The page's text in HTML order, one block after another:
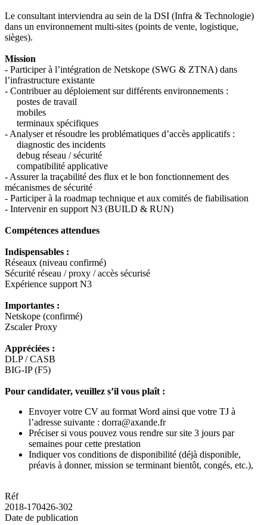
Le consultant interviendra au sein de la DSI (Infra & Technologie)
dans un environnement multi-sites (points de vente, logistique,
sièges).
Mission
- Participer à l’intégration de Netskope (SWG & ZTNA) dans
l’infrastructure existante
- Contribuer au déploiement sur différents environnements :
postes de travail
mobiles
terminaux spécifiques
- Analyser et résoudre les problématiques d’accès applicatifs :
diagnostic des incidents
debug réseau / sécurité
compatibilité applicative
- Assurer la traçabilité des flux et le bon fonctionnement des
mécanismes de sécurité
- Participer à la roadmap technique et aux comités de fiabilisation
- Intervenir en support N3 (BUILD & RUN)
Compétences attendues
Indispensables :
Réseaux (niveau confirmé)
Sécurité réseau / proxy / accès sécurisé
Expérience support N3
Importantes :
Netskope (confirmé)
Zscaler Proxy
Appréciées :
DLP / CASB
BIG-IP (F5)
Pour candidater, veuillez s’il vous plaît :
Envoyer votre CV au format Word ainsi que votre TJ à
l’adresse suivante : dorra@axande.fr
Préciser si vous pouvez vous rendre sur site 3 jours par
semaines pour cette prestation
Indiquer vos conditions de disponibilité (déjà disponible,
préavis à donner, mission se terminant bientôt, congés, etc.),
Réf
2018-170426-302
Date de publication